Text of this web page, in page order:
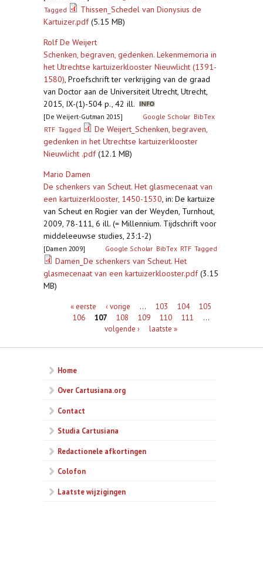
Tagged
Thissen_Schedel van Dionysius de
Kartuizer.pdf(5.15 MB)
Rolf De Weijert
Schenken, begraven, gedenken. Lekenmemoria in
het Utrechtse kartuizerklooster Nieuwlicht (1391-
1580), Proefschrift ter verkrijging van de graad
van Doctor aan de Universiteit Utrecht, Utrecht,
2015, IX-(1)-504 p., 42 ill.
[De Weijert-Gutman 2015] Google Scholar BibTex
RTF Tagged
De Weijert_Schenken, begraven,
gedenken in het Utrechtse kartuizerklooster
Nieuwlicht .pdf(12.1 MB)
Mario Damen
De schenkers van Scheut. Het glasmecenaat van
een kartuizerklooster, 1450-1530, in: De kartuize
van Scheut en Rogier van der Weyden, Turnhout,
2009, 78-111, 6 ill. (= Millennium. Tijdschrift voor
middeleeuwse studies, 23:1-2)
[Damen 2009] Google Scholar BibTex RTF Tagged
Damen_De schenkers van Scheut. Het
glasmecenaat van een kartuizerklooster.pdf(3.15
MB)
Pagina's« eerste ‹ vorige … 103 104
105
106
107 108 109 110 111
…
volgende ›
laatste »
Home
Over Cartusiana.org
Contact
Studia Cartusiana
Redactionele afkortingen
Colofon
Laatste wijzigingen